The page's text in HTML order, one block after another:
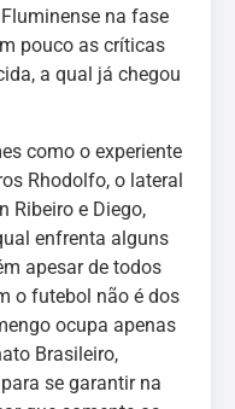
na fase
pouco as críticas
a qual já chegou
como o experiente
Rhodolfo, o lateral
Ribeiro e Diego,
enfrenta alguns
apesar de todos
o futebol não é dos
ocupa apenas
Brasileiro,
se garantir na